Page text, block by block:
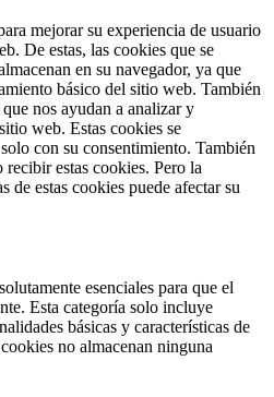
mejorar su experiencia de usuario
De estas, las cookies que se
en su navegador, ya que
básico del sitio web. También
nos ayudan a analizar y
web. Estas cookies se
con su consentimiento. También
estas cookies. Pero la
de estas cookies puede afectar su
esenciales para que el
Esta categoría solo incluye
básicas y características de
no almacenan ninguna